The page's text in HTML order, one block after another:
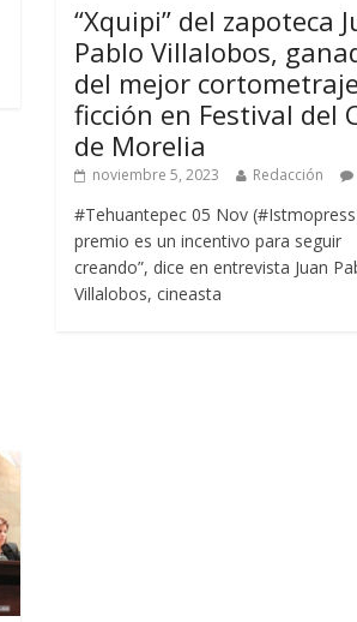
“Xquipi” del zapoteca
Pablo Villalobos,
del mejor
ficción en Festival del
de Morelia
noviembre 5, 2023 Redacción
#Tehuantepec 05 Nov
premio es un incentivo para seguir
creando”, dice en entrevista Juan
Villalobos, cineasta